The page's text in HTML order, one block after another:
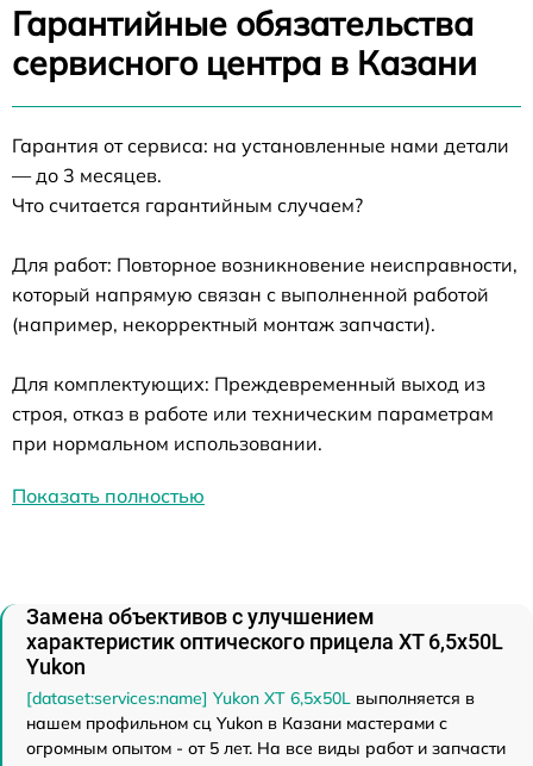
Гарантийные обязательства
сервисного центра в Казани
Гарантия от сервиса: на установленные нами детали
— до 3 месяцев.
Что считается гарантийным случаем?
Для работ: Повторное возникновение неисправности,
который напрямую связан с выполненной работой
(например, некорректный монтаж запчасти).
Для комплектующих: Преждевременный выход из
строя, отказ в работе или техническим параметрам
при нормальном использовании.
Показать полностью
Замена объективов с улучшением
характеристик оптического прицела XT 6,5x50L
Yukon
[dataset:services:name] Yukon XT 6,5x50L выполняется в
нашем профильном сц Yukon в Казани мастерами с
огромным опытом - от 5 лет. На все виды работ и запчасти